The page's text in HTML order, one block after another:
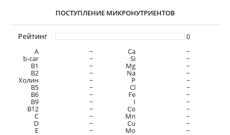
ПОСТУПЛЕНИЕ МИКРОНУТРИЕНТОВ
Рейтинг
0
A
~
b-car ~
В1 ~
B2 ~
Холин ~
B5 ~
B6 ~
B9 ~
B12 ~
C ~
D ~
E ~
Ca ~
Si ~
Mg ~
Na ~
P ~
Cl ~
Fe ~
I ~
Co ~
Mn ~
Cu ~
Mo ~